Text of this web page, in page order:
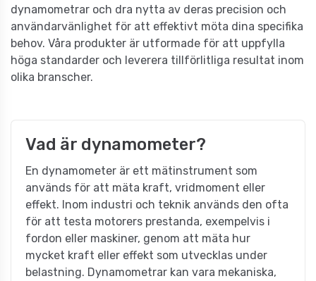
dynamometrar och dra nytta av deras precision och
användarvänlighet för att effektivt möta dina specifika
behov. Våra produkter är utformade för att uppfylla
höga standarder och leverera tillförlitliga resultat inom
olika branscher.
Vad är dynamometer?
En dynamometer är ett mätinstrument som
används för att mäta kraft, vridmoment eller
effekt. Inom industri och teknik används den ofta
för att testa motorers prestanda, exempelvis i
fordon eller maskiner, genom att mäta hur
mycket kraft eller effekt som utvecklas under
belastning. Dynamometrar kan vara mekaniska,